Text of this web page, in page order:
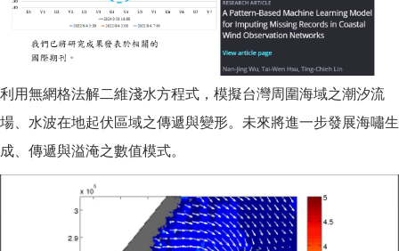
利用無網格法解二維淺水方程式，模擬台灣周圍海域之潮汐流
場、水波在地起伏區域之傳遞與變形。未來將進一步發展海嘯生
成、傳遞與溢淹之數值模式。